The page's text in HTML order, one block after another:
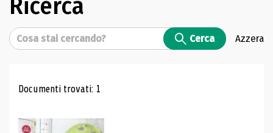
Cerca Cerca Azzera
Risultati di ricerca
Documenti trovati: 1